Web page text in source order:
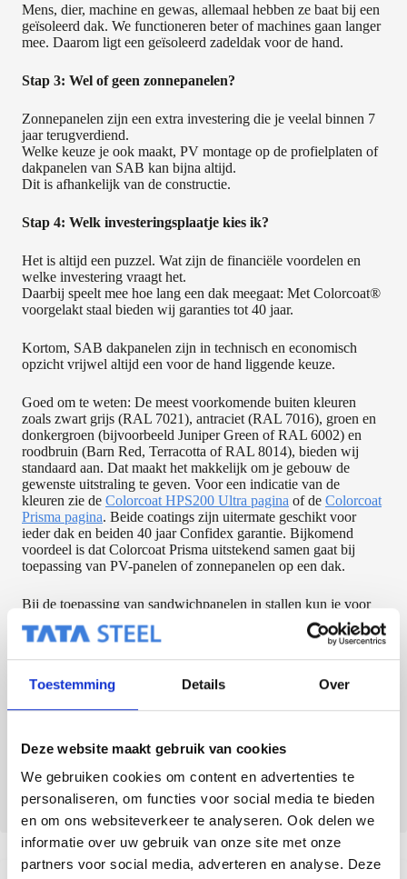
Toestemming Details Over
Deze website maakt gebruik van cookies
We gebruiken cookies om content en advertenties te
personaliseren, om functies voor social media te bieden
en om ons websiteverkeer te analyseren. Ook delen we
informatie over uw gebruik van onze site met onze
partners voor social media, adverteren en analyse. Deze
Mens, dier, machine en gewas, allemaal hebben ze baat bij een
geïsoleerd dak. We functioneren beter of machines gaan langer
mee. Daarom ligt een geïsoleerd zadeldak voor de hand.
Stap 3: Wel of geen zonnepanelen?
Zonnepanelen zijn een extra investering die je veelal binnen 7
jaar terugverdiend.
Welke keuze je ook maakt, PV montage op de profielplaten of
dakpanelen van SAB kan bijna altijd.
Dit is afhankelijk van de constructie.
Stap 4: Welk investeringsplaatje kies ik?
Het is altijd een puzzel. Wat zijn de financiële voordelen en
welke investering vraagt het.
Daarbij speelt mee hoe lang een dak meegaat: Met Colorcoat®
voorgelakt staal bieden wij garanties tot 40 jaar.
Kortom, SAB dakpanelen zijn in technisch en economisch
opzicht vrijwel altijd een voor de hand liggende keuze.
Goed om te weten: De meest voorkomende buiten kleuren
zoals zwart grijs (RAL 7021), antraciet (RAL 7016), groen en
donkergroen (bijvoorbeeld Juniper Green of RAL 6002) en
roodbruin (Barn Red, Terracotta of RAL 8014), bieden wij
standaard aan. Dat maakt het makkelijk om je gebouw de
gewenste uitstraling te geven. Voor een indicatie van de
kleuren zie de Colorcoat HPS200 Ultra pagina of de Colorcoat
Prisma pagina. Beide coatings zijn uitermate geschikt voor
ieder dak en beiden 40 jaar Confidex garantie. Bijkomend
voordeel is dat Colorcoat Prisma uitstekend samen gaat bij
toepassing van PV-panelen of zonnepanelen op een dak.
Bij de toepassing van sandwichpanelen in stallen kun je voor
de binnenzijde van het sandwichpaneel speciaal kiezen voor
Colorfarm.Dit is een voorgelakt staal met een zeer hoge
kun je de brochure downloaden:Colorcoat in het landelijk
Wij denken graag met je mee over jouw dak.
Bel +31 (0) 30 68 79 700
ofneem direct contactmet ons op.